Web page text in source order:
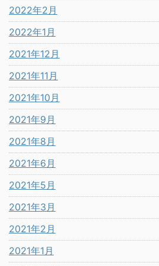
2022年2月
2022年1月
2021年12月
2021年11月
2021年10月
2021年9月
2021年8月
2021年6月
2021年5月
2021年3月
2021年2月
2021年1月